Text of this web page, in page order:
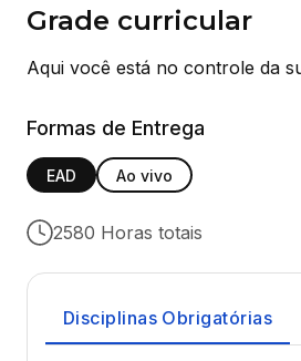
Grade curricular
Aqui você está no controle da
Formas de Entrega
EAD Ao vivo
2580 Horas totais
Disciplinas Obrigatórias